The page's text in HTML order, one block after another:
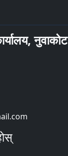
नुवाकोट